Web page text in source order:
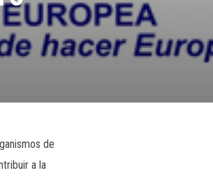
de
a la